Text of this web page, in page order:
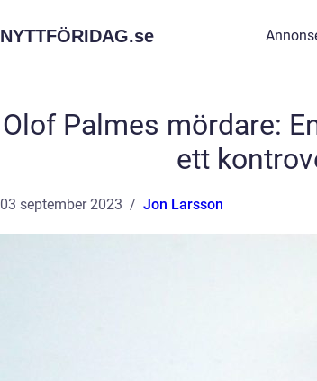
NYTTFÖRIDAG.se
Olof Palmes mördare:
ett
03 september 2023 Jon Larsson